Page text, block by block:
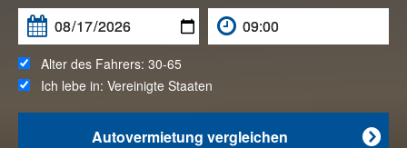
Alter des Fahrers: 30-65
Ich lebe in: Vereinigte Staaten

Autovermietung vergleichen